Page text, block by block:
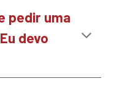
pedir uma
devo